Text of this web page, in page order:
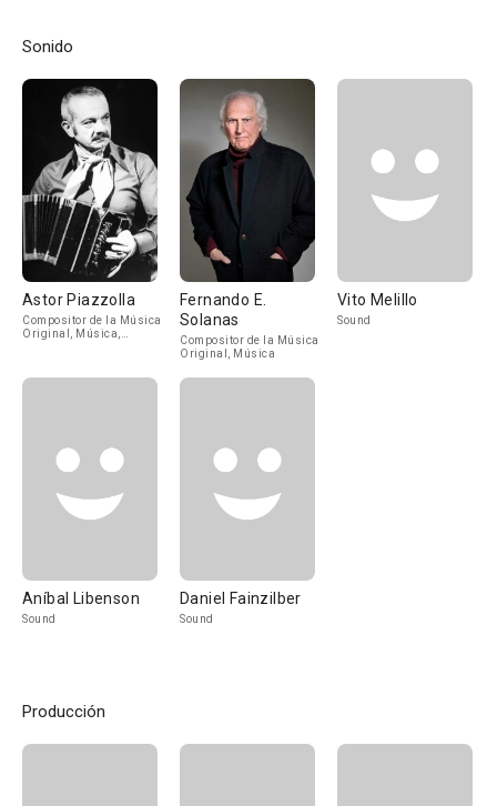
Sonido
Astor Piazzolla
Compositor de la Música
Original, Música,
Fernando E.
Solanas
Compositor de la Música
Original, Música
Vito Melillo
Sound
Aníbal Libenson
Sound
Daniel Fainzilber
Sound
Producción